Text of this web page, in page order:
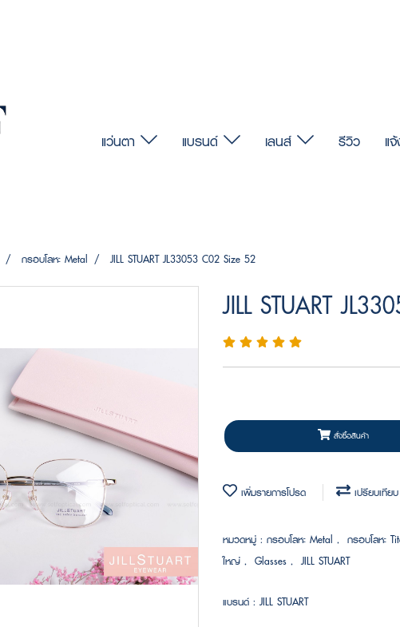
แว่นตา แบรนด์ เลนส์ รีวิว แ
กรอบโลหะ Metal JILL STUART JL33053 C02 Size 52
JILL STUART
สั่งซื้อสินค้า
เพิ่มรายการโปรด เปรียบเทียบ
หมวดหมู่ : กรอบโลหะ Metal , กรอบโลหะ
ใหญ่ , Glasses , JILL STUART
แบรนด์ :JILL STUART